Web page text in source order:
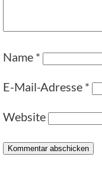
Name *
E-Mail-Adresse *
Website